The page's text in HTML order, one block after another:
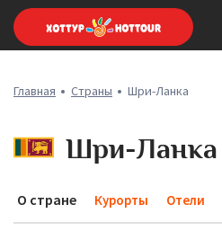
Главная Страны Шри-Ланка
Шри-Ланка
О стране Курорты Отели